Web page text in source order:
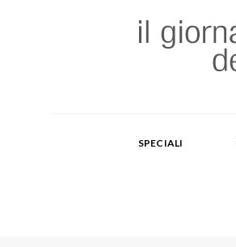
Paola Repellino,
SPECIALI